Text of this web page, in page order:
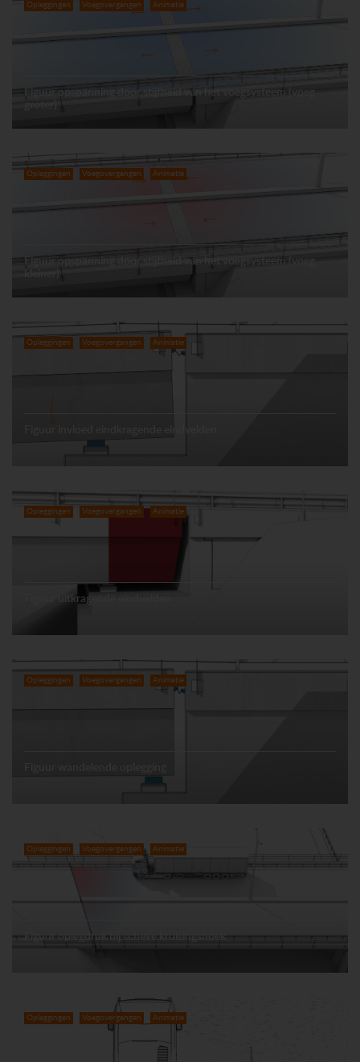
Opleggingen Voegovergangen Animatie
Figuur opspanning door stijfheid van het voegsysteem (voeg
Opleggingen Voegovergangen Animatie
Figuur opspanning door stijfheid van het voegsysteem (voeg
Opleggingen Voegovergangen Animatie
Figuur invloed eindkragende eindvelden
Opleggingen Voegovergangen Animatie
Figuur uitkragende eindvelden
Opleggingen Voegovergangen Animatie
Opleggingen Voegovergangen Animatie
Figuur oplegdruk bij scheve kruisingshoek
Opleggingen Voegovergangen Animatie